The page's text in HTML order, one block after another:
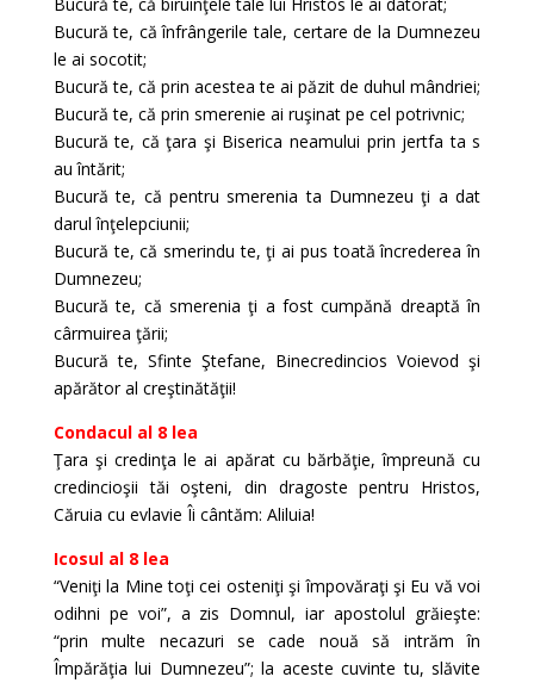
Bucură te, că înfrângerile tale, certare de la Dumnezeu
le ai socotit;
Bucură te, că prin acestea te ai păzit de duhul mândriei;
Bucură te, că prin smerenie ai ruşinat pe cel potrivnic;
Bucură te, că ţara şi Biserica neamului prin jertfa ta s
au întărit;
Bucură te, că pentru smerenia ta Dumnezeu ţi a dat
darul înţelepciunii;
Bucură te, că smerindu te, ţi ai pus toată încrederea în
Dumnezeu;
Bucură te, că smerenia ţi a fost cumpănă dreaptă în
cârmuirea ţării;
Bucură te, Sfinte Ştefane, Binecredincios Voievod şi
apărător al creştinătăţii!
Condacul al 8 lea
Ţara şi credinţa le ai apărat cu bărbăţie, împreună cu
credincioşii tăi oşteni, din dragoste pentru Hristos,
Căruia cu evlavie Îi cântăm: Aliluia!
Icosul al 8 lea
“Veniţi la Mine toţi cei osteniţi şi împovăraţi şi Eu vă voi
odihni pe voi”, a zis Domnul, iar apostolul grăieşte:
“prin multe necazuri se cade nouă să intrăm în
Împărăţia lui Dumnezeu”; la aceste cuvinte tu, slăvite